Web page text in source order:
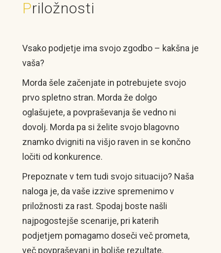
Priložnosti
Vsako podjetje ima svojo zgodbo – kakšna je
vaša?
Morda šele začenjate in potrebujete svojo
prvo spletno stran. Morda že dolgo
oglašujete, a povpraševanja še vedno ni
dovolj. Morda pa si želite svojo blagovno
znamko dvigniti na višjo raven in se končno
ločiti od konkurence.
Prepoznate v tem tudi svojo situacijo? Naša
naloga je, da vaše izzive spremenimo v
priložnosti za rast. Spodaj boste našli
najpogostejše scenarije, pri katerih
podjetjem pomagamo doseči več prometa,
več povpraševanj in boljše rezultate.